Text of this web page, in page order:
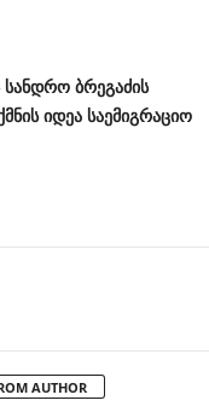
ბრეგაძის
იდეა საემიგრაციო
AUTHOR